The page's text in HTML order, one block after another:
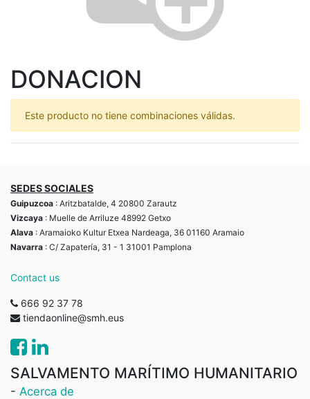
DONACION
Este producto no tiene combinaciones válidas.
SEDES SOCIALES
Guipuzcoa : Aritzbatalde, 4 20800 Zarautz
Vizcaya : Muelle de Arriluze 48992 Getxo
Alava : Aramaioko Kultur Etxea Nardeaga, 36 01160 Aramaio
Navarra : C/ Zapatería, 31 - 1 31001 Pamplona
Contact us
666 92 37 78
tiendaonline@smh.eus
SALVAMENTO MARÍTIMO HUMANITARIO
- Acerca de